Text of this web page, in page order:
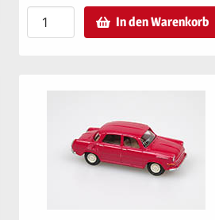
In den Warenkorb